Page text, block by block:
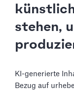
stehen,
KI-generierte
Bezug auf